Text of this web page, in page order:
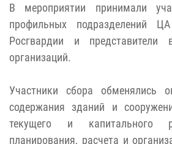
В мероприятии принимали
профильных подразделений
Росгвардии и представители
организаций.
Участники сбора обменялись
содержания зданий и
текущего и капитального
планирования, расчета и